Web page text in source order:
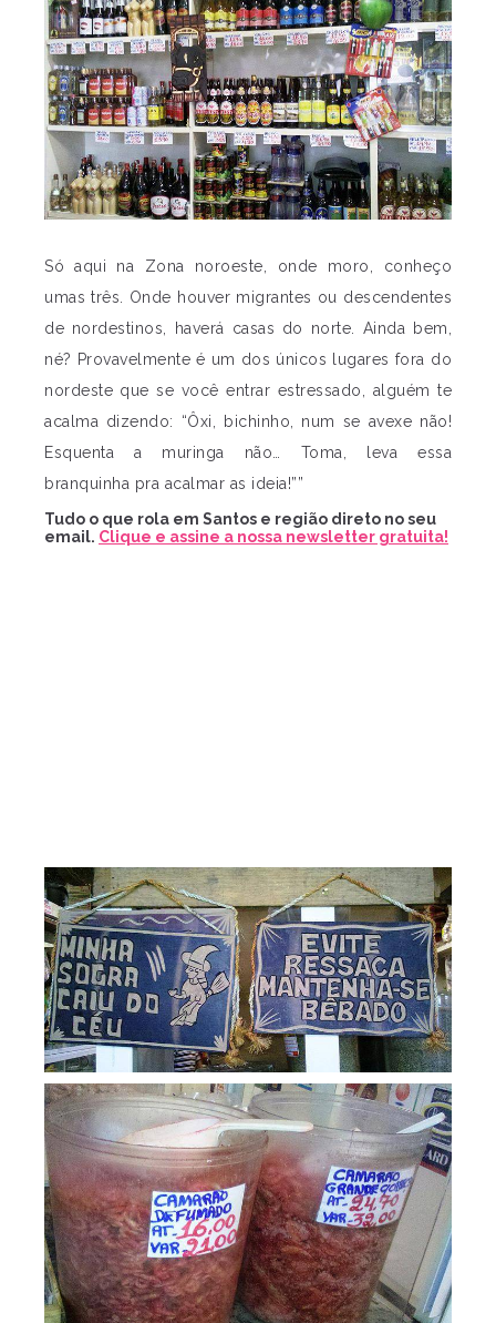
Só aqui na Zona noroeste, onde moro, conheço
umas três. Onde houver migrantes ou descendentes
de nordestinos, haverá casas do norte. Ainda bem,
né? Provavelmente é um dos únicos lugares fora do
nordeste que se você entrar estressado, alguém te
acalma dizendo: “Ôxi, bichinho, num se avexe não!
Esquenta a muringa não… Toma, leva essa
branquinha pra acalmar as ideia!””
Tudo o que rola em Santos e região direto no seu
email. Clique e assine a nossa newsletter gratuita!